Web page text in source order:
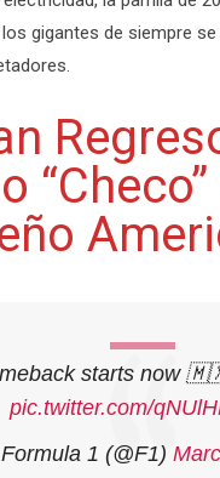
gigantes de siempre
starts now
pic.twitter.com/
1 (@F1)